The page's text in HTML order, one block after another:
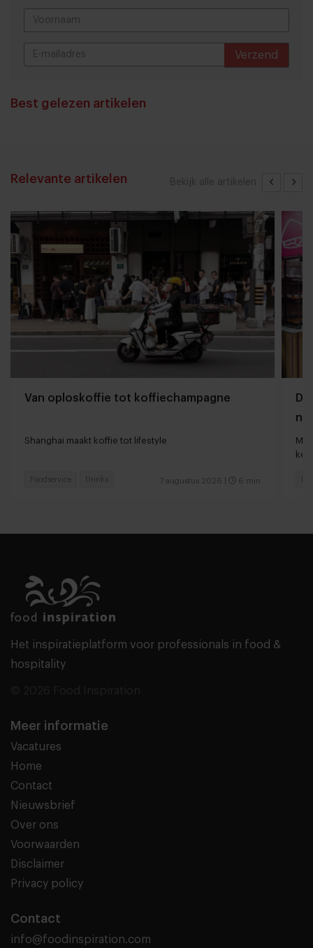
Verzend
Best gelezen artikelen
Bekijk alle artikelen
Relevante artikelen
Van oploskoffie tot koffiechampagne
Shanghai maakt koffie tot lifestyle
7 augustus 2026 6 min
Foodservice Drinks
Het inspiratieplatform voor professionals in food &
hospitality
Meer informatie
Vacatures
Home
Contact
Nieuwsbrief
Over ons
Voorwaarden
Disclaimer
Privacy policy
Contact
info@foodinspiration.com